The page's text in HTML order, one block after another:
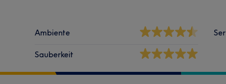
Ambiente
Sauberkeit